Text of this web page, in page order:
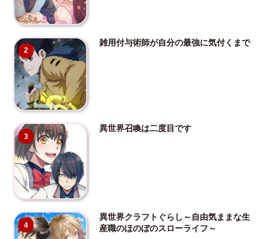
2
雑用付与術師が自分の最強に気付くまで
3
異世界召喚は二度目です
4
異世界クラフトぐらし～自由気ままな生
産職のほのぼのスローライフ～